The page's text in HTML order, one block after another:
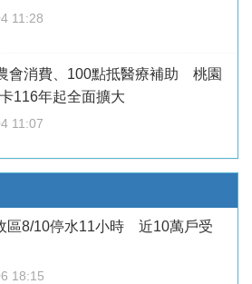
11:28
會消費、100點抵醫療補助 桃園
116年起全面擴大
11:07
區8/10停水11小時 近10萬戶受
18:15